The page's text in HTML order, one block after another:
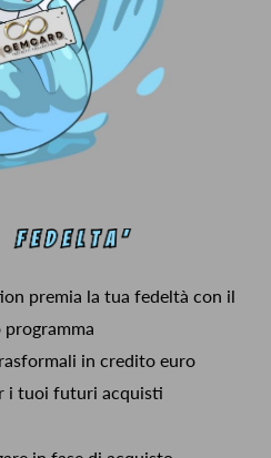
premia la tua fedeltà con il
in credito euro
i tuoi futuri acquisti